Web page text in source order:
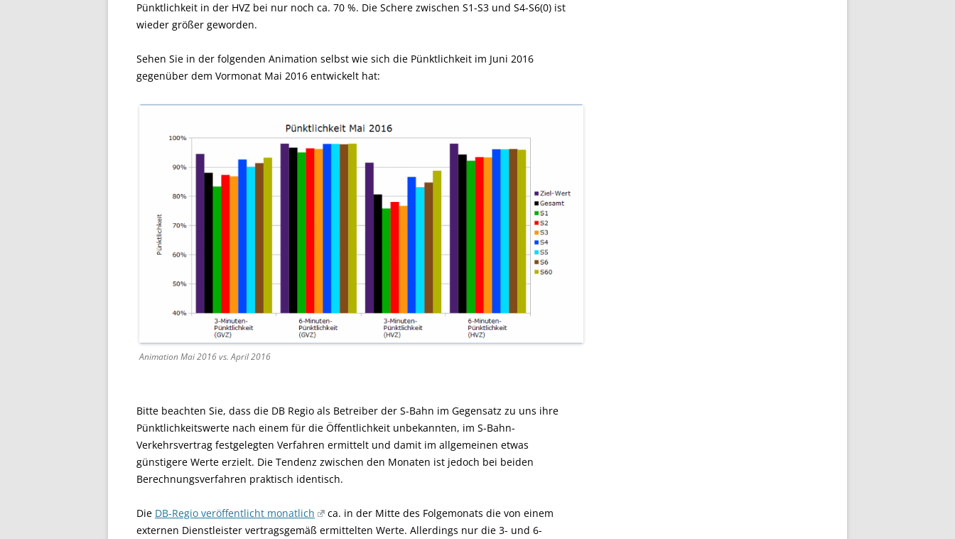
Pünktlichkeit in der HVZ bei nur noch ca. 70 %. Die Schere zwischen S1-S3 und S4-S6(0) ist
wieder größer geworden.
Sehen Sie in der folgenden Animation selbst wie sich die Pünktlichkeit im Juni 2016
gegenüber dem Vormonat Mai 2016 entwickelt hat:
Animation Mai 2016 vs. April 2016
Bitte beachten Sie, dass die DB Regio als Betreiber der S-Bahn im Gegensatz zu uns ihre
Pünktlichkeitswerte nach einem für die Öffentlichkeit unbekannten, im S-Bahn-
Verkehrsvertrag festgelegten Verfahren ermittelt und damit im allgemeinen etwas
günstigere Werte erzielt. Die Tendenz zwischen den Monaten ist jedoch bei beiden
Berechnungsverfahren praktisch identisch.
Die DB-Regio veröffentlicht monatlich
ca. in der Mitte des Folgemonats die von einem
externen Dienstleister vertragsgemäß ermittelten Werte. Allerdings nur die 3- und 6-